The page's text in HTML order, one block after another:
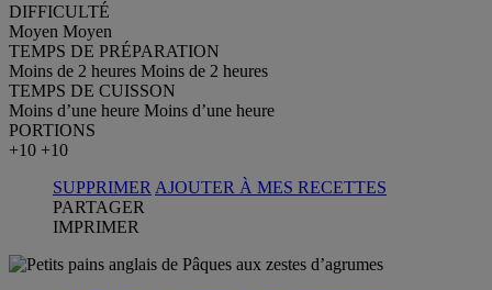
DIFFICULTÉ
Moyen Moyen
TEMPS DE PRÉPARATION
Moins de 2 heures Moins de 2 heures
TEMPS DE CUISSON
Moins d’une heure Moins d’une heure
PORTIONS
+10 +10
SUPPRIMER AJOUTER À MES RECETTES
PARTAGER
IMPRIMER